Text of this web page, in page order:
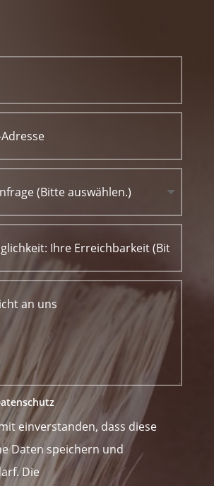
einverstanden, dass diese
Daten speichern und
Die